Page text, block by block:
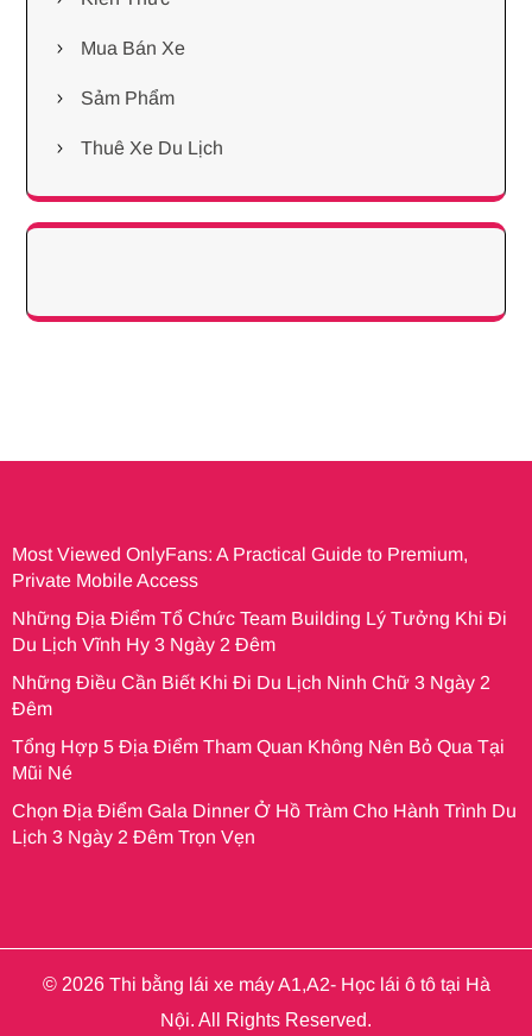
Mua Bán Xe
Sảm Phẩm
Thuê Xe Du Lịch
Most Viewed OnlyFans: A Practical Guide to Premium,
Private Mobile Access
Những Địa Điểm Tổ Chức Team Building Lý Tưởng Khi Đi
Du Lịch Vĩnh Hy 3 Ngày 2 Đêm
Những Điều Cần Biết Khi Đi Du Lịch Ninh Chữ 3 Ngày 2
Đêm
Tổng Hợp 5 Địa Điểm Tham Quan Không Nên Bỏ Qua Tại
Mũi Né
Chọn Địa Điểm Gala Dinner Ở Hồ Tràm Cho Hành Trình Du
Lịch 3 Ngày 2 Đêm Trọn Vẹn
© 2026 Thi bằng lái xe máy A1,A2- Học lái ô tô tại Hà
Nội. All Rights Reserved.